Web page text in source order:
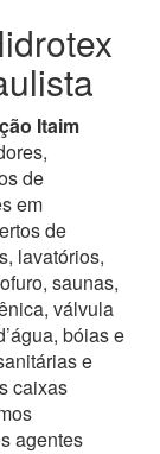
Itaim
de
em
de
lavatórios,
saunas,
válvula
bóias e
e
caixas
agentes